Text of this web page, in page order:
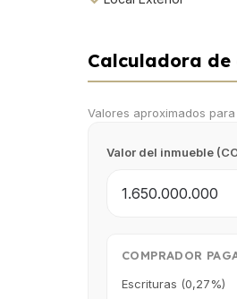
Calculadora de
Valores aproximados
Valor del inmueble
COMPRADOR
Escrituras (0,27%)